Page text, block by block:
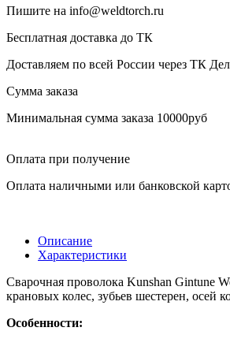
Пишите на info@weldtorch.ru
Бесплатная доставка до ТК
Доставляем по всей России через ТК
Сумма заказа
Минимальная сумма заказа 10000руб
Оплата при получение
Оплата наличными или банковской
Описание
Характеристики
Сварочная проволока Kunshan Gintune
крановых колес, зубьев шестерен, осей
Особенности: